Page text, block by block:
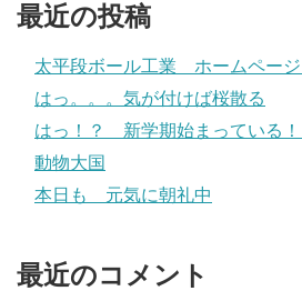
最近の投稿
太平段ボール工業 ホームペー
はっ。。。気が付けば桜散る
はっ！？ 新学期始まっている！
動物大国
本日も 元気に朝礼中
最近のコメント